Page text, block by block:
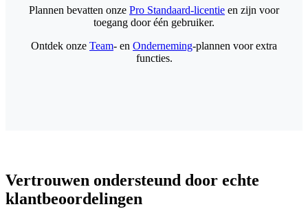
Plannen bevatten onze Pro Standaard-licentie en zijn voor
toegang door één gebruiker.
Ontdek onze Team- en Onderneming-plannen voor extra
functies.
Vertrouwen ondersteund door echte
klantbeoordelingen